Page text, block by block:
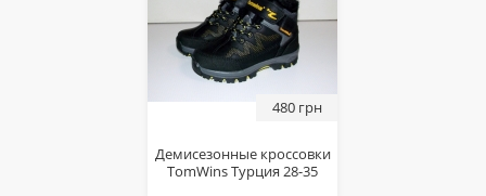
480 грн
Демисезонные кроссовки
TomWins Турция 28-35